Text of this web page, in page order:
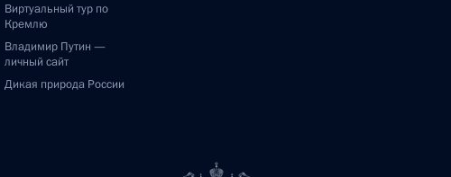
Виртуальный тур по
Кремлю
Владимир Путин —
личный сайт
Дикая природа России